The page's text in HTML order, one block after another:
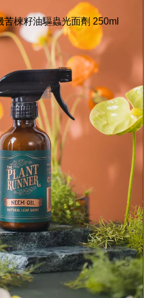
楝籽油驅蟲光面劑 250ml